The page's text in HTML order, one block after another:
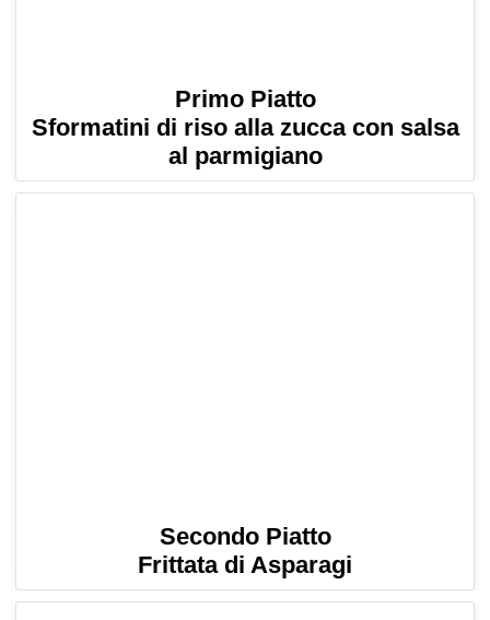
Primo Piatto
Sformatini di riso alla zucca con salsa
al parmigiano
Secondo Piatto
Frittata di Asparagi